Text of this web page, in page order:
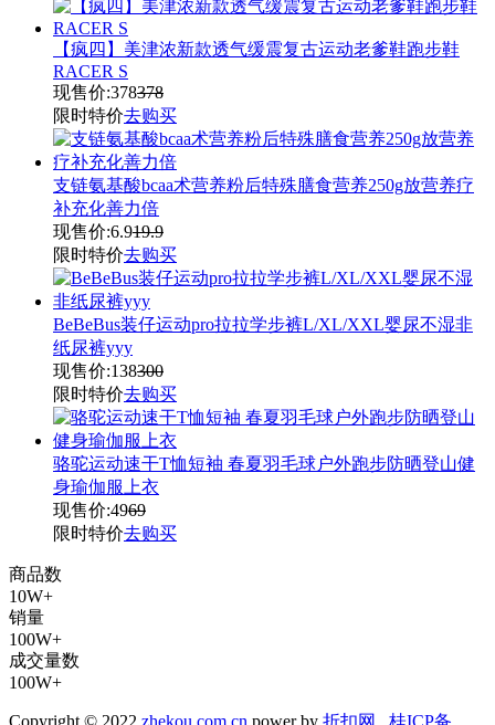
【疯四】美津浓新款透气缓震复古运动老爹鞋跑步鞋
RACER S
现售价:378378
限时特价去购买
支链氨基酸bcaa术营养粉后特殊膳食营养250g放营养疗
补充化善力倍
现售价:6.919.9
限时特价去购买
BeBeBus装仔运动pro拉拉学步裤L/XL/XXL婴尿不湿非
纸尿裤yyy
现售价:138300
限时特价去购买
骆驼运动速干T恤短袖 春夏羽毛球户外跑步防晒登山健
身瑜伽服上衣
现售价:4969
限时特价去购买
商品数
10W+
销量
100W+
成交量数
100W+